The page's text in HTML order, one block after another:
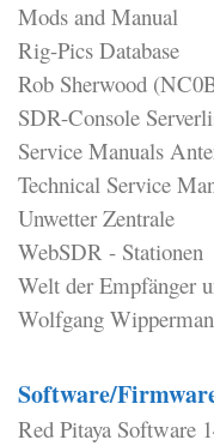
Mods and Manual
Rig-Pics Database
Rob Sherwood
SDR-Console
Service Manuals
Technical Service
Unwetter Zentrale
WebSDR - Stationen
Welt der Empfänger
Wolfgang
Software/
Red Pitaya Software